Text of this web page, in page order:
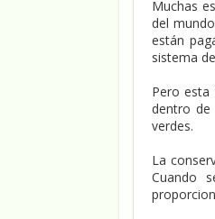
Muchas
del
están
sistema
Pero
dentro de
verdes.
La
Cuando